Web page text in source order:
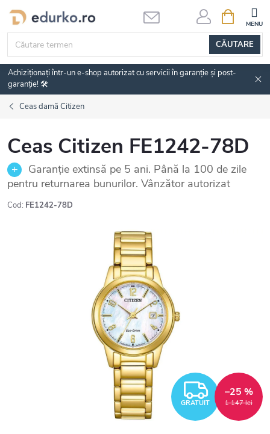
Treci
conținut
CĂUTARE
DE
Achiziționați într-un e-shop autorizat cu servicii în garanție și post-
garanție! 🛠️
Ceas damă Citizen
Ceas Citizen FE1242-78D
Garanție extinsă pe 5 ani. Până la 100 de zile
pentru returnarea bunurilor. Vânzător autorizat
Cod: FE1242-78D
GRATUIT 1 147 lei
–25 %